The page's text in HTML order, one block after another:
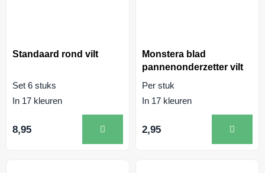
Standaard rond vilt
Set 6 stuks
In 17 kleuren
8,95
Monstera blad
pannenonderzetter vilt
Per stuk
In 17 kleuren
2,95